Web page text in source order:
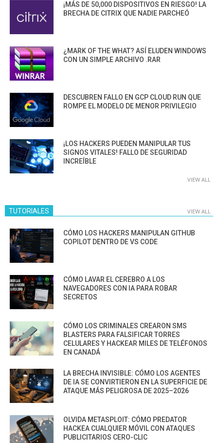
¡MÁS DE 50,000 DISPOSITIVOS EN RIESGO! LA
BRECHA DE CITRIX QUE NADIE PARCHEÓ
¿MARK OF THE WHAT? ASÍ ELUDEN WINDOWS
CON UN SIMPLE ARCHIVO .RAR
DESCUBREN FALLO EN GCP CLOUD RUN QUE
ROMPE EL MODELO DE MENOR PRIVILEGIO
¡LOS HACKERS PUEDEN MANIPULAR TUS
SIGNOS VITALES! FALLO DE SEGURIDAD
INCREÍBLE
VIEW ALL
TUTORIALES VIEW ALL
CÓMO LOS HACKERS MANIPULAN GITHUB
COPILOT DENTRO DE VS CODE
CÓMO LAVAR EL CEREBRO A LOS
NAVEGADORES CON IA PARA ROBAR
SECRETOS
CÓMO LOS CRIMINALES CREARON SMS
BLASTERS PARA FALSIFICAR TORRES
CELULARES Y HACKEAR MILES DE TELÉFONOS
EN CANADÁ
LA BRECHA INVISIBLE: CÓMO LOS AGENTES
DE IA SE CONVIRTIERON EN LA SUPERFICIE DE
ATAQUE MÁS PELIGROSA DE 2025–2026
OLVIDA METASPLOIT: CÓMO PREDATOR
HACKEA CUALQUIER MÓVIL CON ATAQUES
PUBLICITARIOS CERO-CLIC